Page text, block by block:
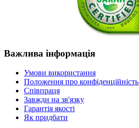
Важлива інформація
Умови використання
Положення про конфіденційність
Співпраця
Завжди на зв'язку
Гарантія якості
Як придбати